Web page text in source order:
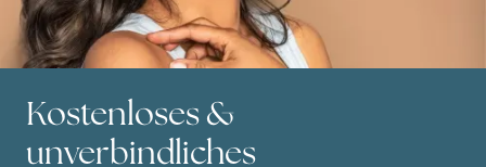
Kostenloses &
unverbindliches